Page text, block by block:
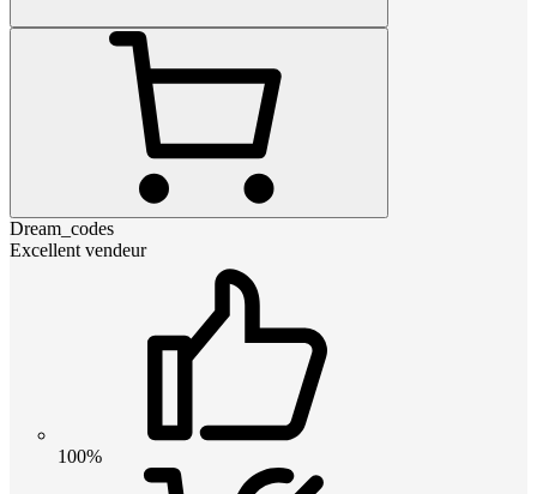
Dream_codes
Excellent vendeur
100%